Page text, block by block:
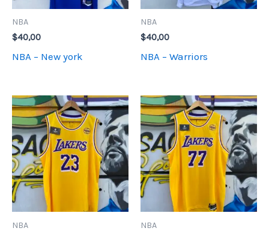
NBA
$40,00
NBA – New york
NBA
$40,00
NBA – Warriors
NBA NBA